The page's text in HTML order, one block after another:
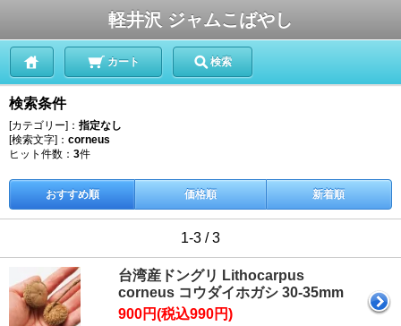
軽井沢 ジャムこばやし
カート 検索
検索条件
[カテゴリー]： 指定なし
[検索文字]： corneus
ヒット件数： 3件
おすすめ順 価格順 新着順
1-3 / 3
台湾産ドングリ Lithocarpus
corneus コウダイホガシ 30-35mm
900円(税込990円)